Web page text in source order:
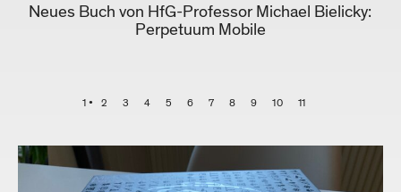
Neues Buch von HfG-Professor Michael Bielicky:
Perpetuum Mobile
1 2 3 4 5 6 7 8 9 10 11